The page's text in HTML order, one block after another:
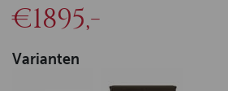
€1895,-
Varianten